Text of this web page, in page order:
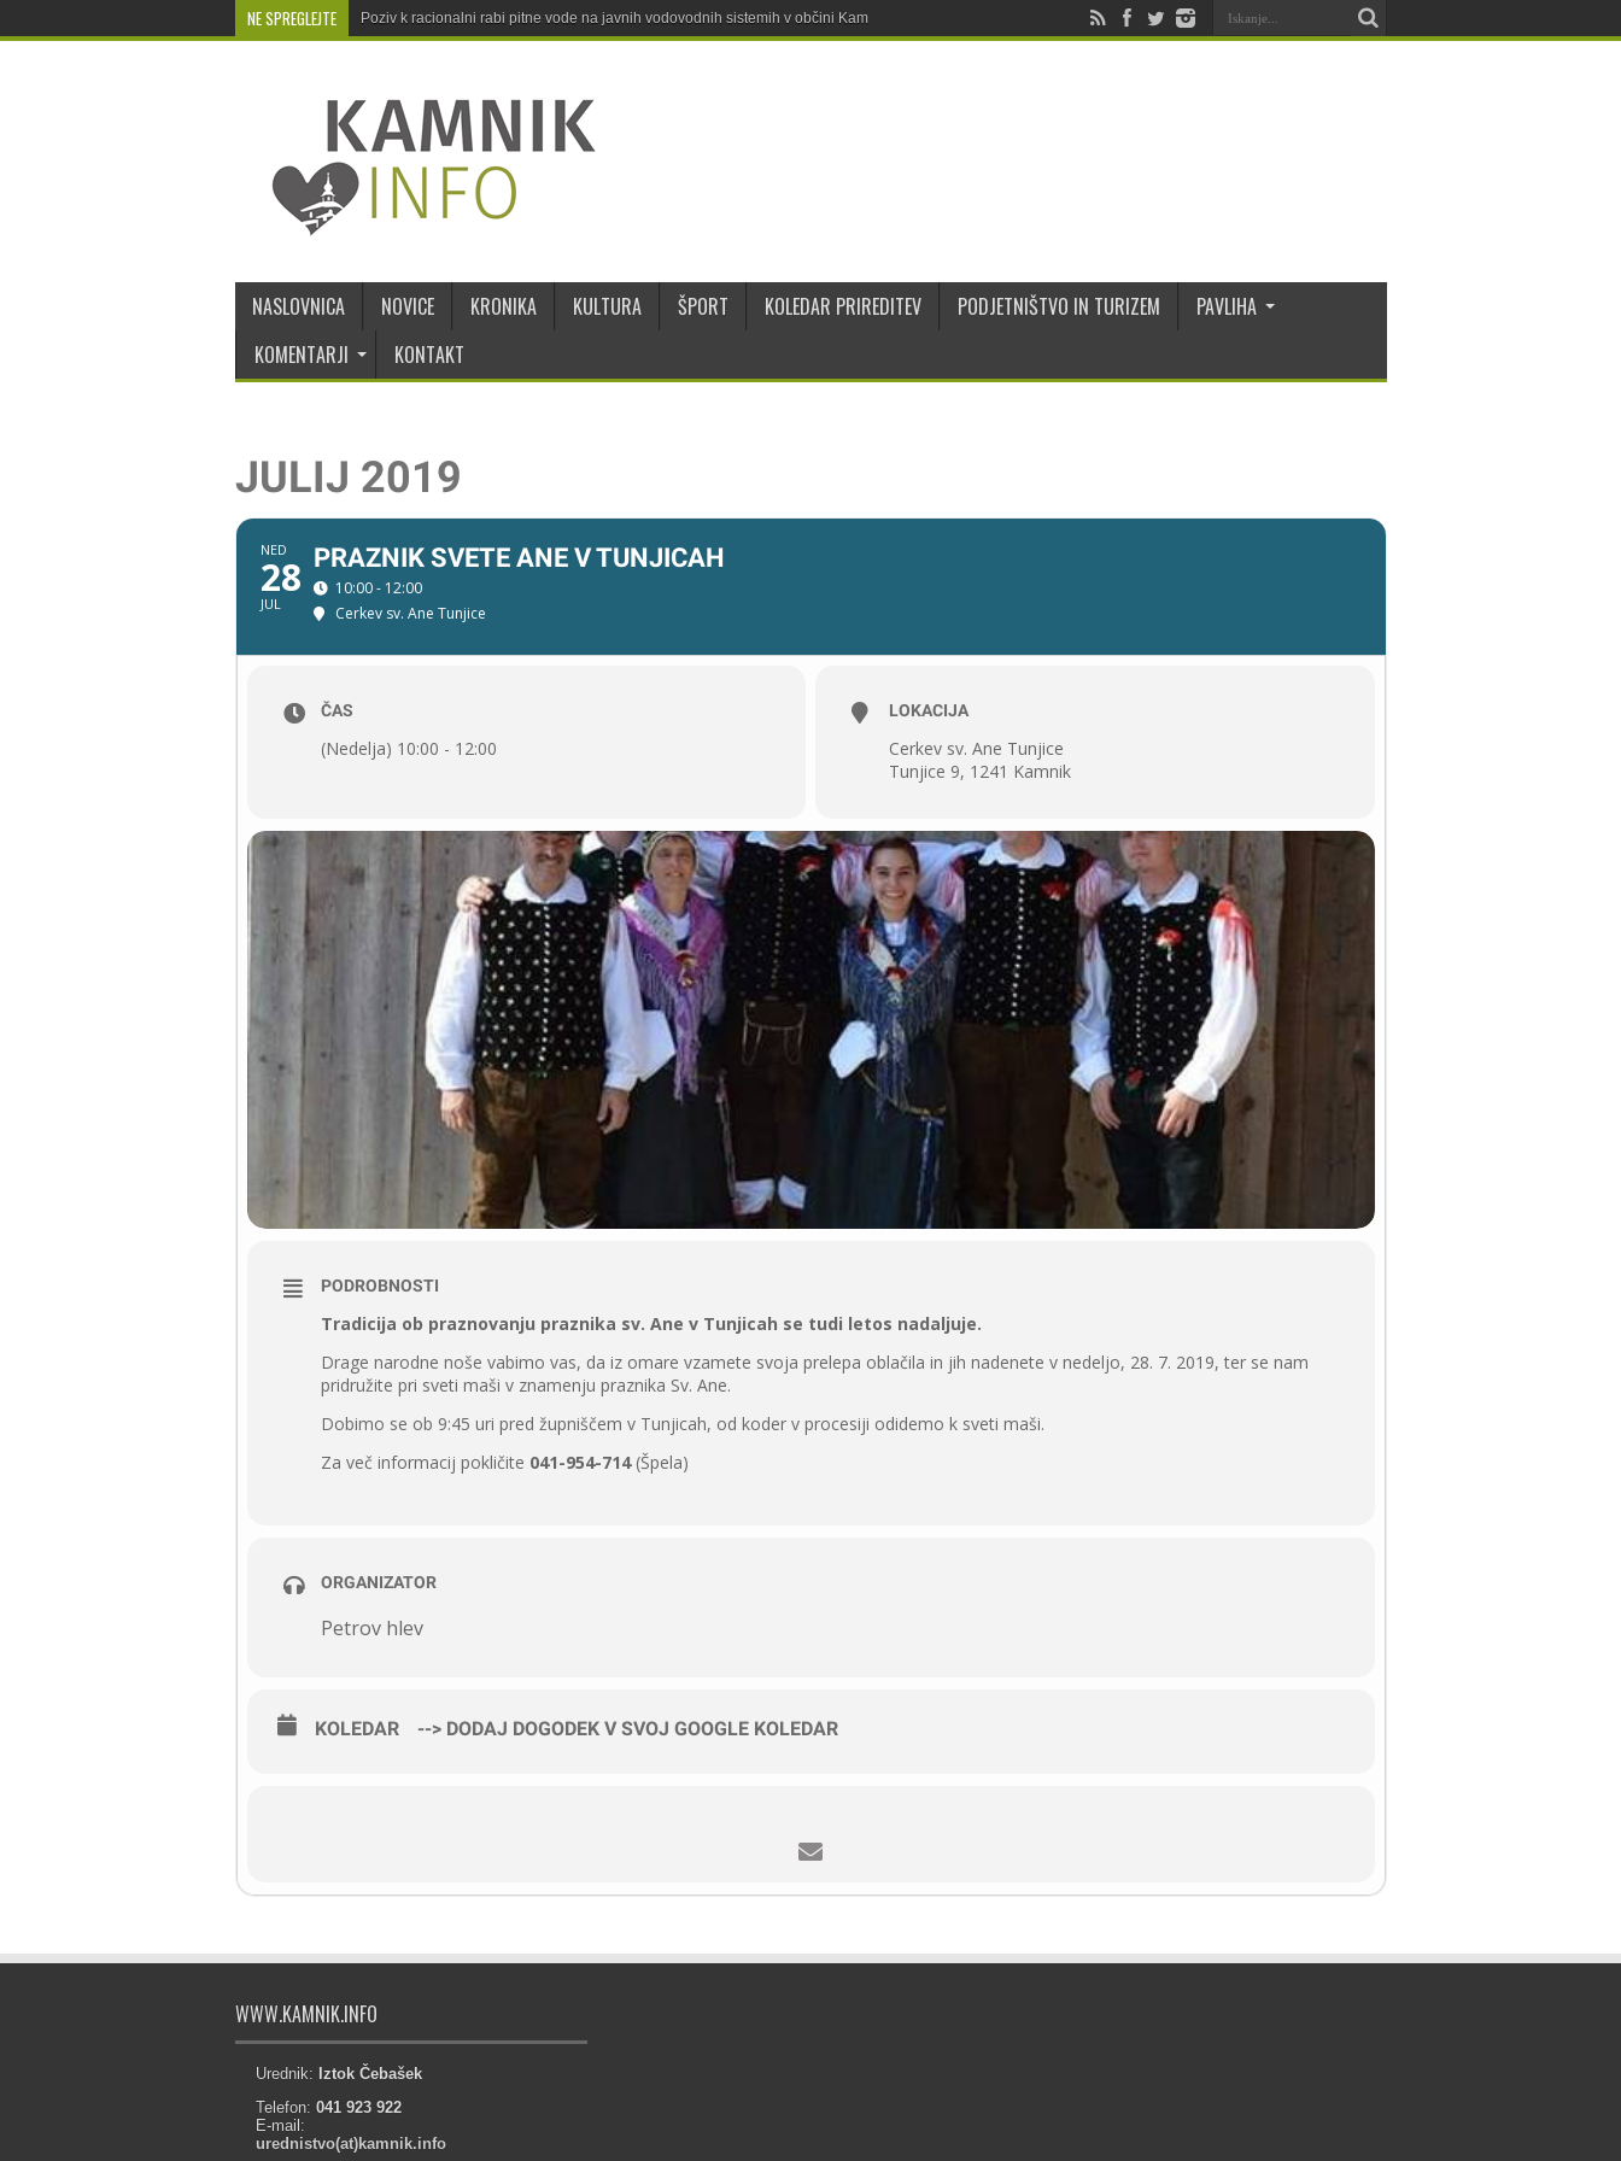
NE SPREGLEJTE Poziv k racionalni rabi pitne vode na javnih vodovodnih sistemih v občini Kamnik
NASLOVNICA NOVICE KRONIKA KULTURA ŠPORT KOLEDAR PRIREDITEV PODJETNIŠTVO IN TURIZEM
PAVLIHA
KOMENTARJI
KONTAKT
JULIJ 2019
NED
28
JUL
PRAZNIK SVETE ANE V TUNJICAH
10:00 - 12:00
Cerkev sv. Ane Tunjice
ČAS
(Nedelja) 10:00 - 12:00
LOKACIJA
Cerkev sv. Ane Tunjice
Tunjice 9, 1241 Kamnik
PODROBNOSTI
Tradicija ob praznovanju praznika sv. Ane v Tunjicah se tudi letos nadaljuje.
Drage narodne noše vabimo vas, da iz omare vzamete svoja prelepa oblačila in jih nadenete v nedeljo, 28. 7. 2019, ter se nam
pridružite pri sveti maši v znamenju praznika Sv. Ane.
Dobimo se ob 9:45 uri pred župniščem v Tunjicah, od koder v procesiji odidemo k sveti maši.
Za več informacij pokličite 041-954-714(Špela)
ORGANIZATOR
Petrov hlev
KOLEDAR --> DODAJ DOGODEK V SVOJ GOOGLE KOLEDAR
WWW.KAMNIK.INFO
Urednik: Iztok Čebašek
Telefon: 041 923 922
E-mail:
urednistvo(at)kamnik.info